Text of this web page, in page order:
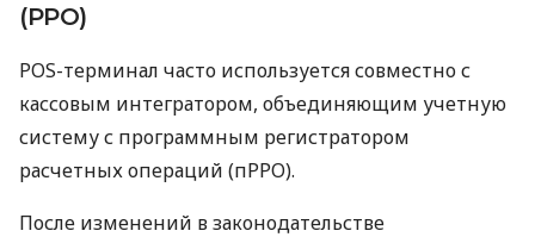
(РРО)
POS-терминал часто используется совместно с
кассовым интегратором, объединяющим учетную
систему с программным регистратором
расчетных операций (пРРО).
После изменений в законодательстве